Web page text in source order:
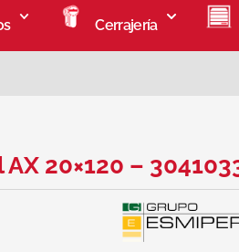
Cerrajería
20×120 –